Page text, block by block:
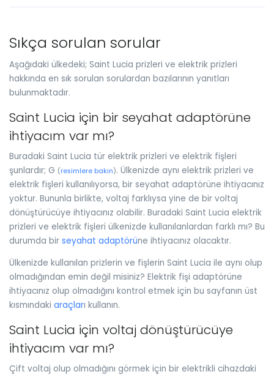
Sıkça sorulan sorular
Aşağıdaki ülkedeki; Saint Lucia prizleri ve elektrik prizleri
hakkında en sık sorulan sorulardan bazılarının yanıtları
bulunmaktadır.
Saint Lucia için bir seyahat adaptörüne
ihtiyacım var mı?
Buradaki Saint Lucia tür elektrik prizleri ve elektrik fişleri
şunlardır; G (resimlere bakın). Ülkenizde aynı elektrik prizleri ve
elektrik fişleri kullanılıyorsa, bir seyahat adaptörüne ihtiyacınız
yoktur. Bununla birlikte, voltaj farklıysa yine de bir voltaj
dönüştürücüye ihtiyacınız olabilir. Buradaki Saint Lucia elektrik
prizleri ve elektrik fişleri ülkenizde kullanılanlardan farklı mı? Bu
durumda bir seyahat adaptörüne ihtiyacınız olacaktır.
Ülkenizde kullanılan prizlerin ve fişlerin Saint Lucia ile aynı olup
olmadığından emin değil misiniz? Elektrik fişi adaptörüne
ihtiyacınız olup olmadığını kontrol etmek için bu sayfanın üst
kısmındaki araçları kullanın.
Saint Lucia için voltaj dönüştürücüye
ihtiyacım var mı?
Çift voltaj olup olmadığını görmek için bir elektrikli cihazdaki